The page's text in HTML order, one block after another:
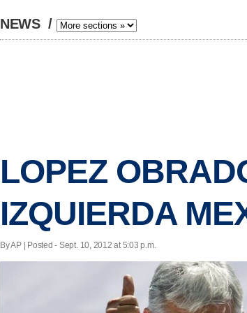
NEWS /
LOPEZ
IZQUIERDA
By AP | Posted - Sept. 10, 2012 at 5:03 p.m.